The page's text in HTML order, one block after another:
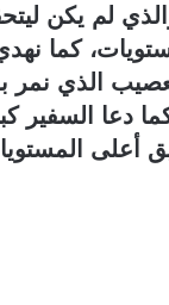
لم يكن
كما نهدي
الذي نمر
دعا السفير
أعلى